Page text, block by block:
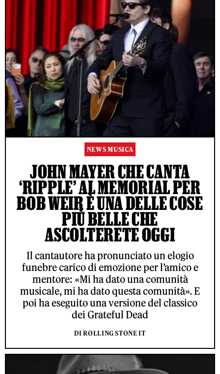
NEWS MUSICA
JOHN MAYER CHE CANTA
‘RIPPLE’ AL MEMORIAL PER
BOB WEIR È UNA DELLE COSE
PIÙ BELLE CHE
ASCOLTERETE OGGI
Il cantautore ha pronunciato un elogio
funebre carico di emozione per l’amico e
mentore: «Mi ha dato una comunità
musicale, mi ha dato questa comunità». E
poi ha eseguito una versione del classico
dei Grateful Dead
DI ROLLING STONE IT